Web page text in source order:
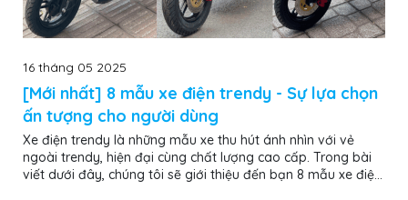
16 tháng 05 2025
[Mới nhất] 8 mẫu xe điện trendy - Sự lựa chọn
ấn tượng cho người dùng
Xe điện trendy là những mẫu xe thu hút ánh nhìn với vẻ
ngoài trendy, hiện đại cùng chất lượng cao cấp. Trong bài
viết dưới đây, chúng tôi sẽ giới thiệu đến bạn 8 mẫu xe điện